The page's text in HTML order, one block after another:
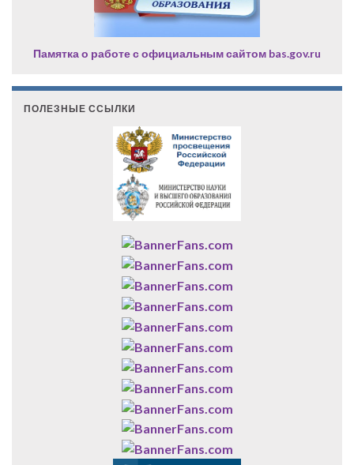
Памятка о работе с официальным сайтом bas.gov.ru
ПОЛЕЗНЫЕ ССЫЛКИ